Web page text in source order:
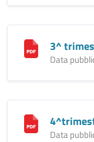
3^
Data
Data